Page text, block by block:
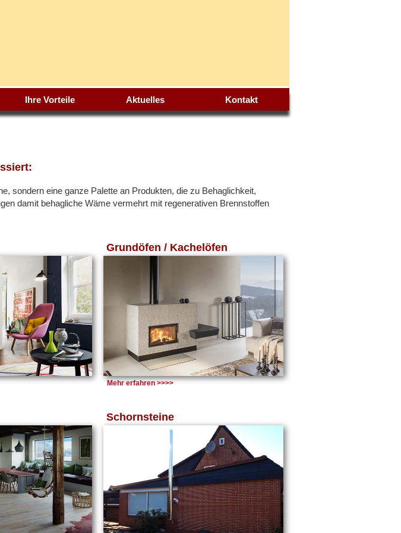
Ihre Vorteile Aktuelles Kontakt
sondern eine ganze Palette an Produkten, die zu Behaglichkeit,
damit behagliche Wäme vermehrt mit regenerativen Brennstoffen
Grundöfen / Kachelöfen
Mehr erfahren >>>>
Schornsteine